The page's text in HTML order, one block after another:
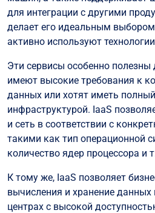
для интеграции с другими
делает его идеальным
активно используют
Эти сервисы особенно
имеют высокие требования к
данных или хотят иметь
инфраструктурой. IaaS
и сеть в соответствии с
такими как тип операционной
количество ядер процессора и
К тому же, IaaS позволяет
вычисления и хранение данных
центрах с высокой